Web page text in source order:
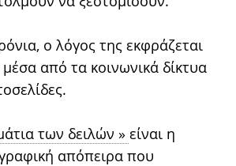
ο λόγος της εκφράζεται
από τα κοινωνικά δίκτυα
των δειλών » είναι η
απόπειρα που